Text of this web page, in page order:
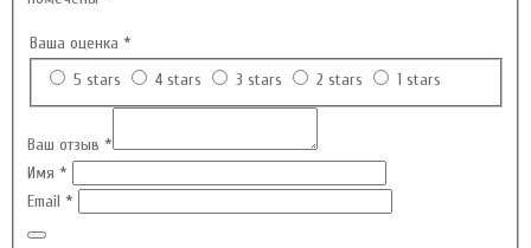
Ваша оценка *
5 stars
4 stars 3 stars 2 stars 1 stars
Ваш отзыв *
Имя *
Email *